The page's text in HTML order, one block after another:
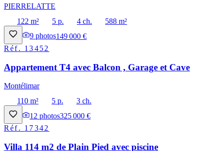
PIERRELATTE
122 m²
5 p. 4 ch.
588 m²
9 photos149 000 €
Réf. 13452
Appartement T4 avec Balcon , Garage et Cave
Montélimar
110 m²
5 p.
3 ch.
12 photos325 000 €
Réf. 17342
Villa 114 m2 de Plain Pied avec piscine